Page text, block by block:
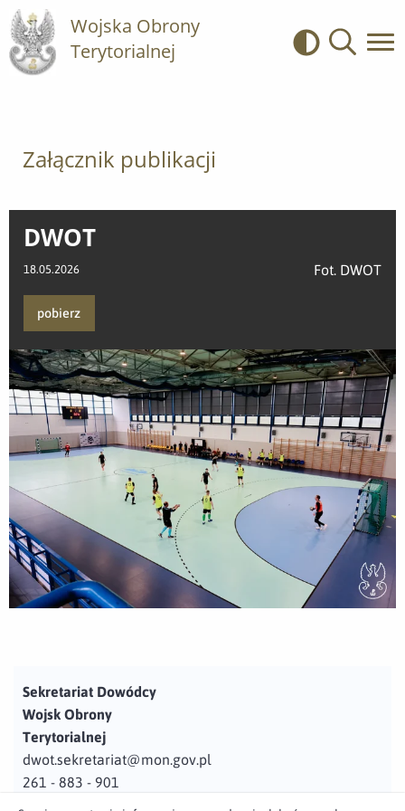
Wojska Obrony
Terytorialnej
Kontrast
Załącznik publikacji
DWOT
18.05.2026 Fot. DWOT
pobierz
Sekretariat Dowódcy
Wojsk Obrony
Terytorialnej
dwot.sekretariat@mon.gov.pl
261 - 883 - 901